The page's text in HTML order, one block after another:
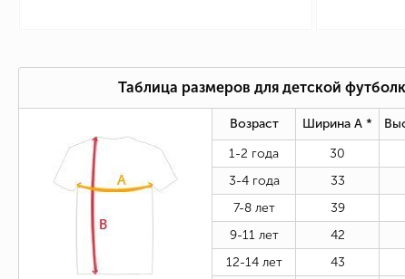
Таблица размеров для детской
Возраст Ширина А *
1-2 года
30
3-4 года
33
7-8 лет
39
9-11 лет
42
12-14лет 43